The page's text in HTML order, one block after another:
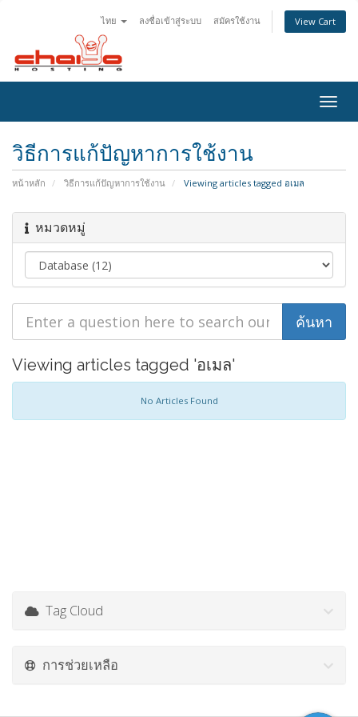
ไทย ลงชื่อเข้าสู่ระบบ สมัครใช้งาน View Cart
วิธีการแก้ปัญหาการใช้งาน
หน้าหลัก วิธีการแก้ปัญหาการใช้งาน Viewing articles tagged อเมล
หมวดหมู่
Viewing articles tagged 'อเมล'
No Articles Found
Tag Cloud
การช่วยเหลือ